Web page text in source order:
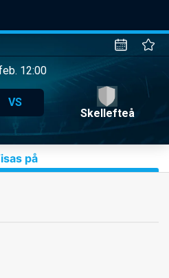
12:00
VS
Skellefteå
på